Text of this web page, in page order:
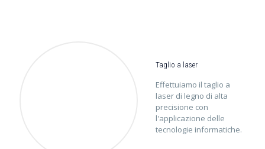
Taglio a laser
Effettuiamo il taglio a
laser di legno di alta
precisione con
l'applicazione delle
tecnologie informatiche.